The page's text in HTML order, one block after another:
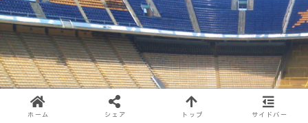
ホーム シェア トップ サイドバー